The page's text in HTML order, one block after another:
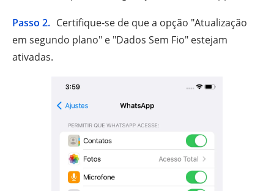
Passo 2. Certifique-se de que a opção "Atualização
em segundo plano" e "Dados Sem Fio" estejam
ativadas.